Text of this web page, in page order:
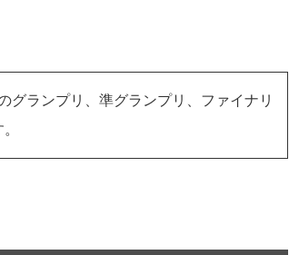
グランプリ、準グランプリ、ファイナリ